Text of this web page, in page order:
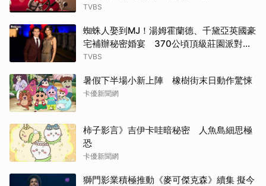
TVBS
蜘蛛人娶到MJ！湯姆霍蘭德、千黛亞英國豪
宅補辦秘密婚宴 370公頃頂級莊園派對曝
光
TVBS
暑假下半場小新上陣 橡樹街末日動作驚悚
卡優新聞網
柿子影言》吉伊卡哇暗秘密 人魚島細思極
恐
卡優新聞網
獅門影業積極推動《麥可傑克森》續集 擬今